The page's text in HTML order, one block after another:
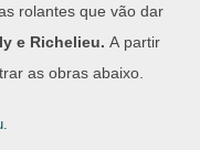
rolantes que vão dar
e Richelieu. A partir
as obras abaixo.